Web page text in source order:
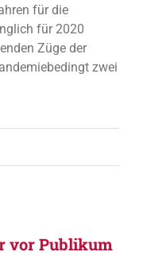
für die
für 2020
Züge der
zwei
vor Publikum